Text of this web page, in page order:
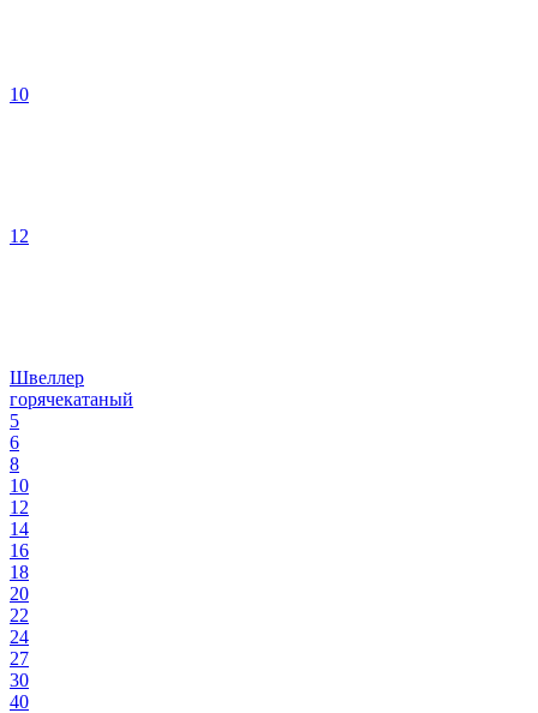
10
12
Швеллер
горячекатаный
5
6
8
10
12
14
16
18
20
22
24
27
30
40